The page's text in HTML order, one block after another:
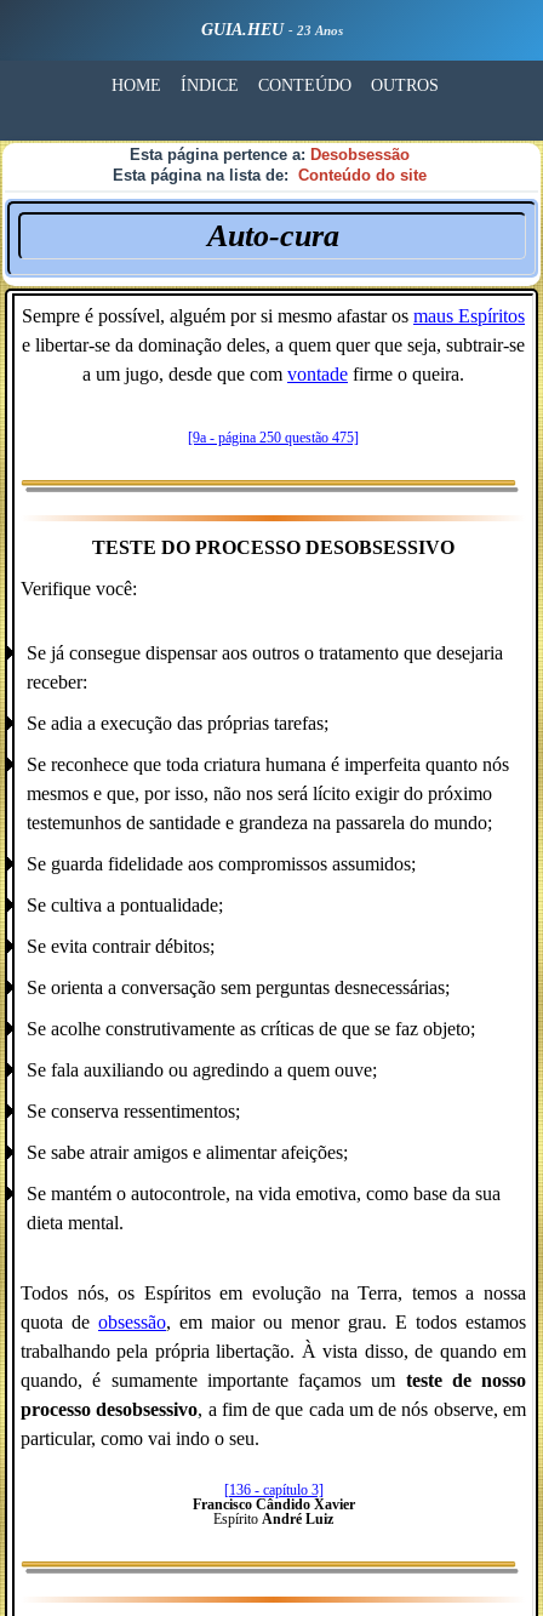
GUIA.HEU - 23 Anos
HOME ÍNDICE CONTEÚDO OUTROS
Esta página pertence a: Desobsessão
Esta página na lista de: Conteúdo do site
Auto-cura
Sempre é possível, alguém por si mesmo afastar os maus Espíritos
e libertar-se da dominação deles, a quem quer que seja, subtrair-se
a um jugo, desde que com vontade firme o queira.
[9a - página 250 questão 475]
TESTE DO PROCESSO DESOBSESSIVO
Verifique você:
Se já consegue dispensar aos outros o tratamento que desejaria
receber:
Se adia a execução das próprias tarefas;
Se reconhece que toda criatura humana é imperfeita quanto nós
mesmos e que, por isso, não nos será lícito exigir do próximo
testemunhos de santidade e grandeza na passarela do mundo;
Se guarda fidelidade aos compromissos assumidos;
Se cultiva a pontualidade;
Se evita contrair débitos;
Se orienta a conversação sem perguntas desnecessárias;
Se acolhe construtivamente as críticas de que se faz objeto;
Se fala auxiliando ou agredindo a quem ouve;
Se conserva ressentimentos;
Se sabe atrair amigos e alimentar afeições;
Se mantém o autocontrole, na vida emotiva, como base da sua
dieta mental.
Todos nós, os Espíritos em evolução na Terra, temos a nossa
quota de obsessão, em maior ou menor grau. E todos estamos
trabalhando pela própria libertação. À vista disso, de quando em
quando, é sumamente importante façamos um teste de nosso
processo desobsessivo, a fim de que cada um de nós observe, em
particular, como vai indo o seu.
[136 - capítulo 3]
Francisco Cândido Xavier
Espírito André Luiz